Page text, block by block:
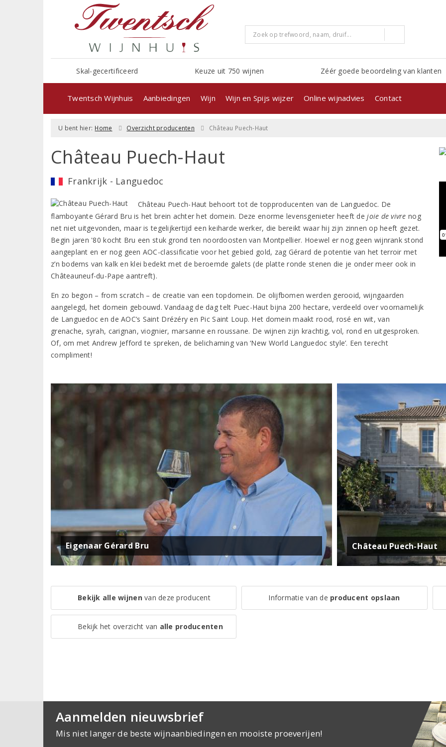
Skal-gecertificeerd Keuze uit 750 wijnen Zéér goede beoordeling van klanten
Twentsch Wijnhuis Aanbiedingen Wijn Wijn en Spijs wijzer Online wijnadvies Contact
U bent hier: Home Overzicht producenten Château Puech-Haut
Château Puech-Haut
Frankrijk - Languedoc
Château Puech-Haut behoort tot de topproducenten van de Languedoc. De
flamboyante Gérard Bru is het brein achter het domein. Deze enorme levensgenieter heeft dejoie de vivre nog
net niet uitgevonden, maar is tegelijkertijd een keiharde werker, die bereikt waar hij zijn zinnen op heeft gezet.
Begin jaren '80 kocht Bru een stuk grond ten noordoosten van Montpellier. Hoewel er nog geen wijnrank stond
aangeplant en er nog geen AOC-classificatie voor het gebied gold, zag Gérard de potentie van het terroir met
z’n bodems van kalk en klei bedekt met de beroemde galets (de platte ronde stenen die je onder meer ook in
Châteauneuf-du-Pape aantreft).
En zo begon – from scratch – de creatie van een topdomein. De olijfbomen werden gerooid, wijngaarden
aangelegd, het domein gebouwd. Vandaag de dag telt Puec-Haut bijna 200 hectare, verdeeld over voornamelijk
de Languedoc en de AOC’s Saint Drézéry en Pic Saint Loup. Het domein maakt rood, rosé en wit, van
grenache, syrah, carignan, viognier, marsanne en roussane. De wijnen zijn krachtig, vol, rond en uitgesproken.
Of, om met Andrew Jefford te spreken, de belichaming van ‘New World Languedoc style’. Een terecht
compliment!
Eigenaar Gérard Bru Château Puech-Haut
Bekijk alle wijnenvan deze producent Informatie van de producent opslaan
Bekijk het overzicht van alle producenten
Aanmelden nieuwsbrief
Mis niet langer de beste wijnaanbiedingen en mooiste proeverijen!